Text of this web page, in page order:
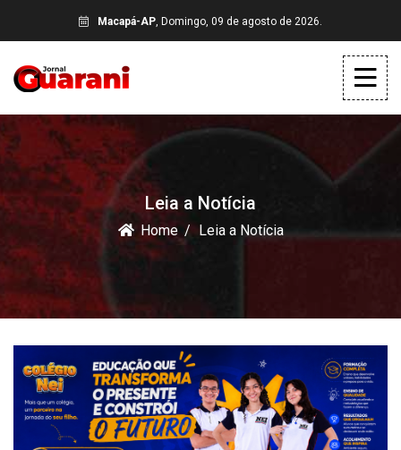
Macapá-AP, Domingo, 09 de agosto de 2026.
Leia a Notícia
Home Leia a Notícia